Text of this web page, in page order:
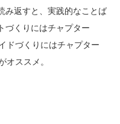
み返すと、実践的なことば
づくりにはチャプター
ドづくりにはチャプター
オススメ。